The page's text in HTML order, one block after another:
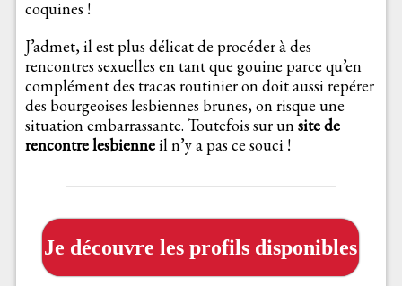
coquines !
J’admet, il est plus délicat de procéder à des
rencontres sexuelles en tant que gouine parce qu’en
complément des tracas routinier on doit aussi repérer
des bourgeoises lesbiennes brunes, on risque une
situation embarrassante. Toutefois sur unsite de
rencontre lesbienneil n’y a pas ce souci !
Je découvre les profils disponibles